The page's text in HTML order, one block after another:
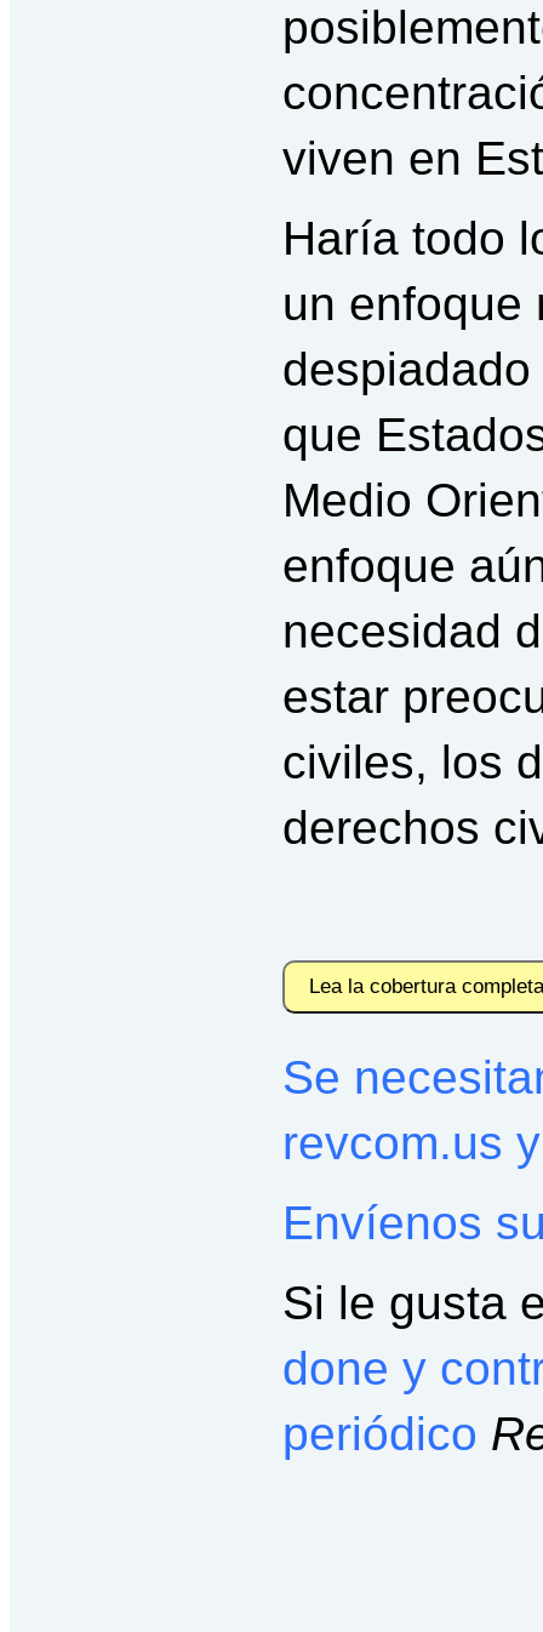
viven en
Haría todo
un enfoque
que
Medio
enfoque
necesidad
estar
civiles, los
derechos
Lea la cobertura
Se
revcom.us
Envíenos
Si le gusta
done y
periódico